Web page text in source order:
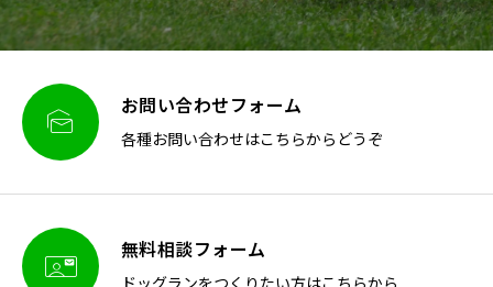
 お問い合わせフォーム
各種お問い合わせはこちらからどうぞ
 無料相談フォーム